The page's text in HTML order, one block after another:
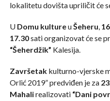
lokalitetu dovišta upriličit će
U Domu kultureuŠeheru,
17.30sati organizovat će se
“Šeherdžik” Kalesija.
Završetakkulturno-vjerske
Orlić 2019” predviđen je za
Mahalirealizovati “Dani